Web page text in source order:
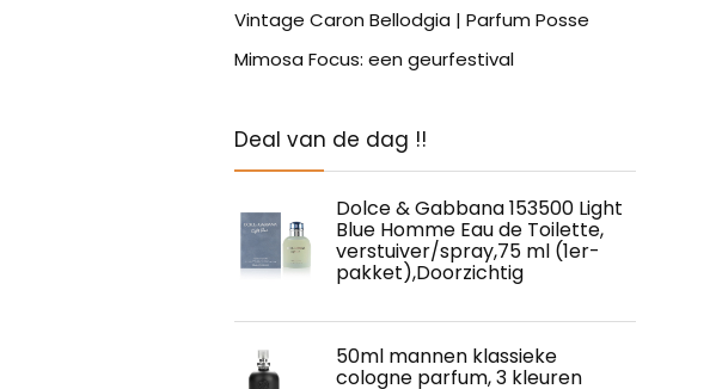
Vintage Caron Bellodgia | Parfum Posse
Mimosa Focus: een geurfestival
Deal van de dag !!
Dolce & Gabbana 153500 Light
Blue Homme Eau de Toilette,
verstuiver/spray,75 ml (1er-
pakket),Doorzichtig
50ml mannen klassieke
cologne parfum, 3 kleuren